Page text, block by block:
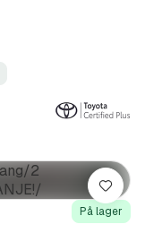
På lager
Lagre